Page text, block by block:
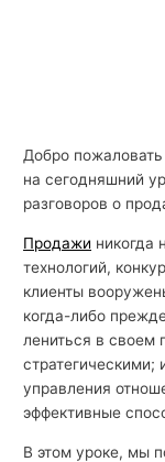
Добро пожаловать
на сегодняшний
разговоров о
Продажи никогда
технологий,
клиенты
когда-либо
лениться в
стратегическими;
управления
эффективные
В этом уроке, мы